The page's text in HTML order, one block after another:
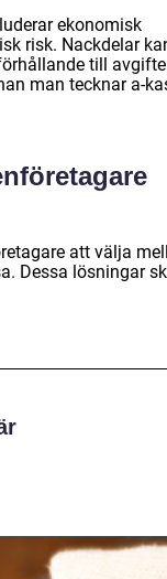
ekonomisk
risk. Nackdelar
till
man tecknar a-
att välja
Dessa lösningar